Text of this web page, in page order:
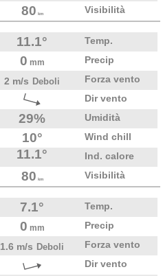
80 km Visibilità
11.1° Temp.
0 mm
Precip
2 m/s Deboli
Forza vento
Dir vento
29% Umidità
10° Wind chill
11.1° Ind. calore
80 km Visibilità
7.1° Temp.
0 mm
Precip
1.6 m/s Deboli
Forza vento
Dir vento